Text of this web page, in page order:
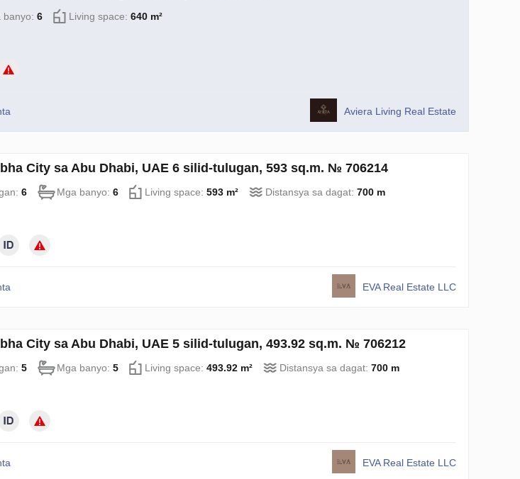
banyo: 6 Living space: 640 m²
Aviera Living Real Estate
City sa Abu Dhabi, UAE 6 silid-tulugan, 593 sq.m. № 706214
6 Mga banyo: 6 Living space: 593 m² Distansya sa dagat: 700 m
EVA Real Estate LLC
City sa Abu Dhabi, UAE 5 silid-tulugan, 493.92 sq.m. № 706212
5 Mga banyo: 5 Living space: 493.92 m² Distansya sa dagat: 700 m
EVA Real Estate LLC